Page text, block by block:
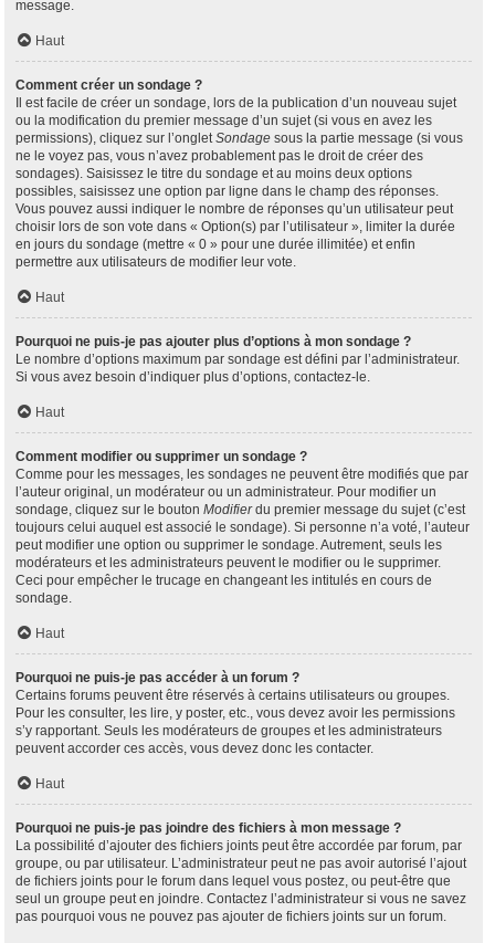
message.
Haut
Comment créer un sondage ?
Il est facile de créer un sondage, lors de la publication d’un nouveau sujet
ou la modification du premier message d’un sujet (si vous en avez les
permissions), cliquez sur l’ongletSondage sous la partie message (si vous
ne le voyez pas, vous n’avez probablement pas le droit de créer des
sondages). Saisissez le titre du sondage et au moins deux options
possibles, saisissez une option par ligne dans le champ des réponses.
Vous pouvez aussi indiquer le nombre de réponses qu’un utilisateur peut
choisir lors de son vote dans « Option(s) par l’utilisateur », limiter la durée
en jours du sondage (mettre « 0 » pour une durée illimitée) et enfin
permettre aux utilisateurs de modifier leur vote.
Haut
Pourquoi ne puis-je pas ajouter plus d’options à mon sondage ?
Le nombre d’options maximum par sondage est défini par l’administrateur.
Si vous avez besoin d’indiquer plus d’options, contactez-le.
Haut
Comment modifier ou supprimer un sondage ?
Comme pour les messages, les sondages ne peuvent être modifiés que par
l’auteur original, un modérateur ou un administrateur. Pour modifier un
sondage, cliquez sur le bouton Modifierdu premier message du sujet (c’est
toujours celui auquel est associé le sondage). Si personne n’a voté, l’auteur
peut modifier une option ou supprimer le sondage. Autrement, seuls les
modérateurs et les administrateurs peuvent le modifier ou le supprimer.
Ceci pour empêcher le trucage en changeant les intitulés en cours de
sondage.
Haut
Pourquoi ne puis-je pas accéder à un forum ?
Certains forums peuvent être réservés à certains utilisateurs ou groupes.
Pour les consulter, les lire, y poster, etc., vous devez avoir les permissions
s’y rapportant. Seuls les modérateurs de groupes et les administrateurs
peuvent accorder ces accès, vous devez donc les contacter.
Haut
Pourquoi ne puis-je pas joindre des fichiers à mon message ?
La possibilité d’ajouter des fichiers joints peut être accordée par forum, par
groupe, ou par utilisateur. L’administrateur peut ne pas avoir autorisé l’ajout
de fichiers joints pour le forum dans lequel vous postez, ou peut-être que
seul un groupe peut en joindre. Contactez l’administrateur si vous ne savez
pas pourquoi vous ne pouvez pas ajouter de fichiers joints sur un forum.